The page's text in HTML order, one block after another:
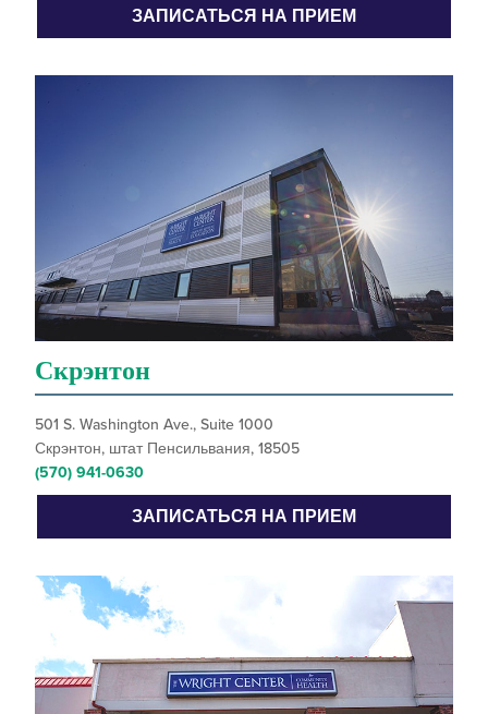
ЗАПИСАТЬСЯ НА ПРИЕМ
Скрэнтон
501 S. Washington Ave., Suite 1000
Скрэнтон, штат Пенсильвания, 18505
(570) 941-0630
ЗАПИСАТЬСЯ НА ПРИЕМ